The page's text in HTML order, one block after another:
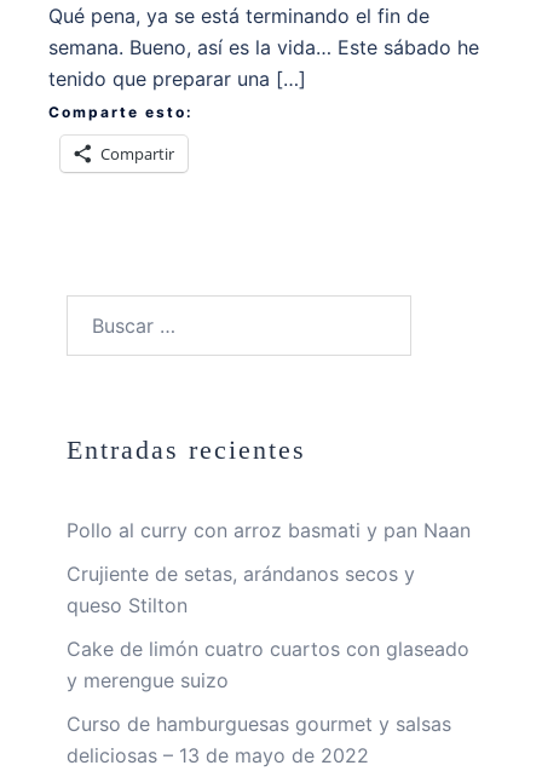
Qué pena, ya se está terminando el fin de
semana. Bueno, así es la vida… Este sábado he
tenido que preparar una […]
Comparte esto:
Compartir
Entradas recientes
Pollo al curry con arroz basmati y pan Naan
Crujiente de setas, arándanos secos y
queso Stilton
Cake de limón cuatro cuartos con glaseado
y merengue suizo
Curso de hamburguesas gourmet y salsas
deliciosas – 13 de mayo de 2022